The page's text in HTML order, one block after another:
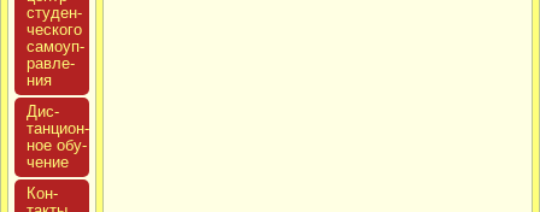
сту­ден­
ческо­го
са­мо­уп­
равле­
ния
Дис­
танци­он­
ное обу­
чение
Кон­